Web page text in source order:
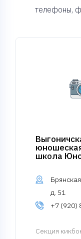
телефоны,
школа
д. 51
+7 (920)
Cекция